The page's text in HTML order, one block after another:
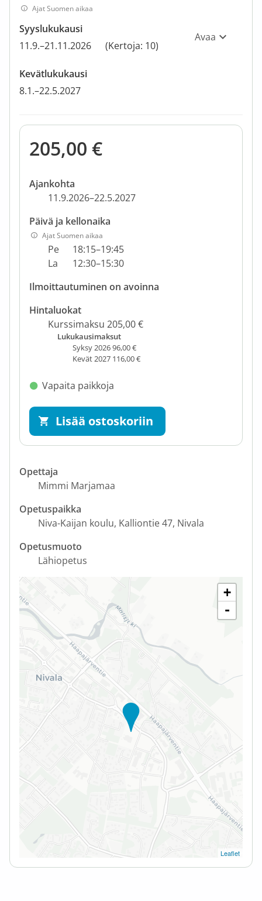
Ajat Suomen aikaa
Syyslukukausi
11.9.–21.11.2026
(Kertoja: 10)
Avaa
Kevätlukukausi
8.1.–22.5.2027
205,00 €
Ajankohta
11.9.2026–22.5.2027
Päivä ja kellonaika
Ajat Suomen aikaa
Pe
18:15–19:45
La
12:30–15:30
Ilmoittautuminen on avoinna
Hintaluokat
Kurssimaksu 205,00 €
Lukukausimaksut
Syksy 2026 96,00 €
Kevät 2027 116,00 €
Vapaita paikkoja
Lisää ostoskoriin
Opettaja
Mimmi Marjamaa
Opetuspaikka
Niva-Kaijan koulu Kalliontie 47 Nivala
Opetusmuoto
Lähiopetus
+
-
Leaflet